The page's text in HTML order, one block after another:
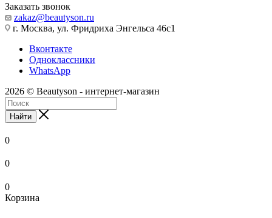
Заказать звонок
zakaz@beautyson.ru
г. Москва, ул. Фридриха Энгельса 46с1
Вконтакте
Одноклассники
WhatsApp
2026 © Beautyson - интернет-магазин
Найти
0
0
0
Корзина